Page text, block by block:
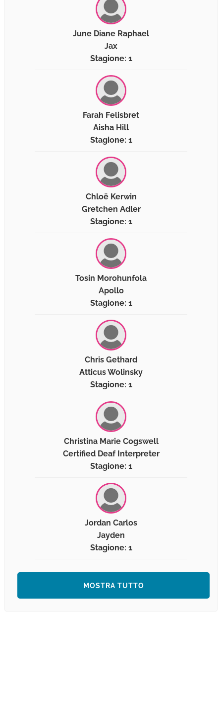
June Diane Raphael
Jax
Stagione: 1
Farah Felisbret
Aisha Hill
Stagione: 1
Chloë Kerwin
Gretchen Adler
Stagione: 1
Tosin Morohunfola
Apollo
Stagione: 1
Chris Gethard
Atticus Wolinsky
Stagione: 1
Christina Marie Cogswell
Certified Deaf Interpreter
Stagione: 1
Jordan Carlos
Jayden
Stagione: 1
MOSTRA TUTTO